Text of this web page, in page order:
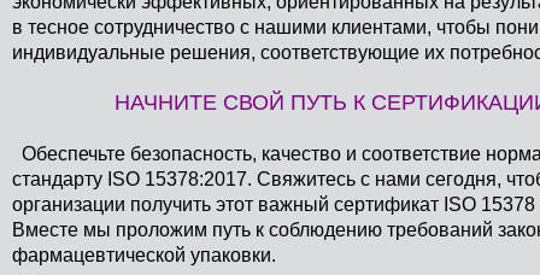
в тесное сотрудничество с нашими клиентами, чтобы
индивидуальные решения, соответствующие их
НАЧНИТЕ СВОЙ ПУТЬ К
Обеспечьте безопасность, качество и соответствие
стандарту ISO 15378:2017. Свяжитесь с нами сегодня,
организации получить этот важный сертификат ISO
Вместе мы проложим путь к соблюдению требований
фармацевтической упаковки.